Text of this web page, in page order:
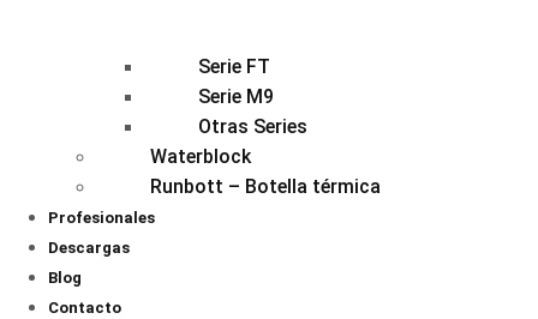
Serie FT
Serie M9
Otras Series
Waterblock
Runbott – Botella térmica
Profesionales
Descargas
Blog
Contacto